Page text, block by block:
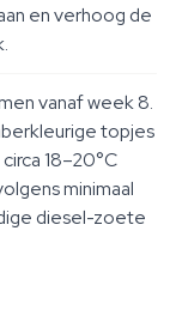
en verhoog de
vanaf week 8.
topjes
18–20°C
minimaal
diesel-zoete